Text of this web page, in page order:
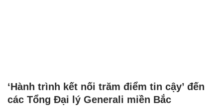
‘Hành trình kết nối trăm điểm tin cậy’ đến
các Tổng Đại lý Generali miền Bắc